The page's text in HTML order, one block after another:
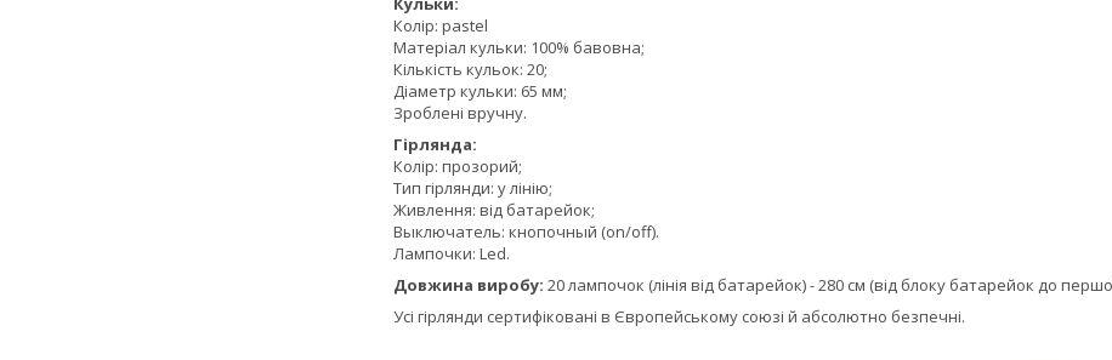
Колір: pastel
Матеріал кульки: 100% бавовна;
Кількість кульок: 20;
Діаметр кульки: 65 мм;
Зроблені вручну.
Гірлянда:
Колір: прозорий;
Тип гірлянди: у лінію;
Живлення: від батарейок;
Выключатель: кнопочный (on/off).
Лампочки: Led.
Довжина виробу: 20 лампочок (лінія від батарейок) - 280 см (від блоку батарейок до
Усі гірлянди сертифіковані в Європейському союзі й абсолютно безпечні.